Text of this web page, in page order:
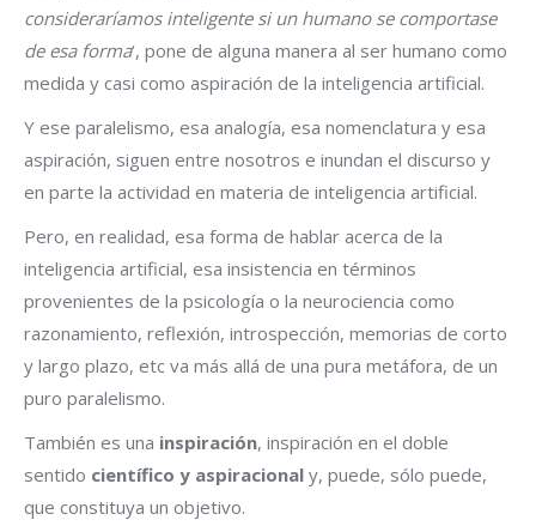
consideraríamos inteligente si un humano se comportase
de esa forma‘, pone de alguna manera al ser humano como
medida y casi como aspiración de la inteligencia artificial.
Y ese paralelismo, esa analogía, esa nomenclatura y esa
aspiración, siguen entre nosotros e inundan el discurso y
en parte la actividad en materia de inteligencia artificial.
Pero, en realidad, esa forma de hablar acerca de la
inteligencia artificial, esa insistencia en términos
provenientes de la psicología o la neurociencia como
razonamiento, reflexión, introspección, memorias de corto
y largo plazo, etc va más allá de una pura metáfora, de un
puro paralelismo.
También es una inspiración, inspiración en el doble
sentido científico y aspiracional y, puede, sólo puede,
que constituya un objetivo.